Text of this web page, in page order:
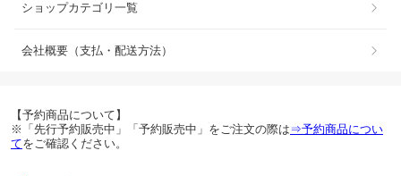
ショップカテゴリ一覧
会社概要（支払・配送方法）
【予約商品について】
※「先行予約販売中」「予約販売中」をご注文の際は⇒予約商品につい
てをご確認ください。